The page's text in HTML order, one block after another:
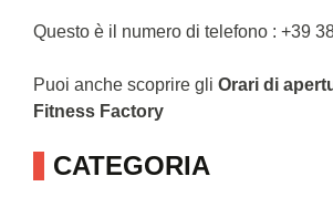
Questo è il numero di telefono : +39
Puoi anche scoprire gli Orari di
Fitness Factory
CATEGORIA